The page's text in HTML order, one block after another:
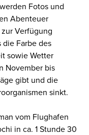
Fotos und
Abenteuer
Verfügung
die Farbe des
sowie Wetter
November bis
gibt und die
sinkt.
vom Flughafen
in ca. 1 Stunde 30